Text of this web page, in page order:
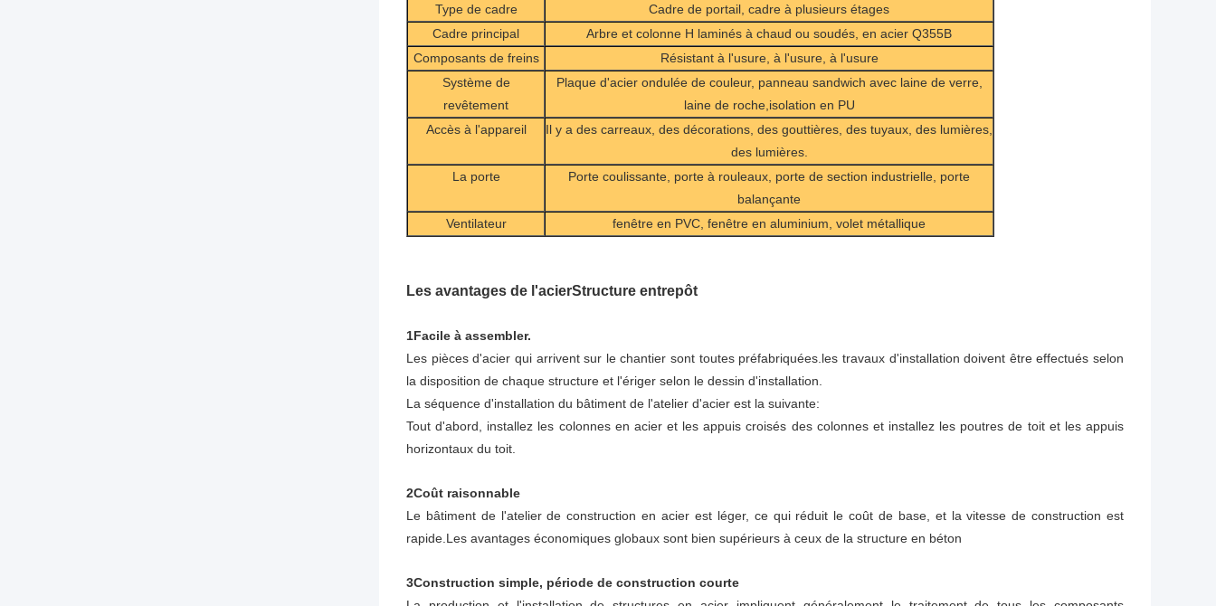
Type de cadre
Cadre de portail, cadre à plusieurs étages
Cadre principal
Arbre et colonne H laminés à chaud ou soudés, en acier Q355B
Composants de freins
Résistant à l'usure, à l'usure, à l'usure
Système de
revêtement
Plaque d'acier ondulée de couleur, panneau sandwich avec laine de verre,
laine de roche,isolation en PU
Accès à l'appareil
Il y a des carreaux, des décorations, des gouttières, des tuyaux, des lumières,
des lumières.
La porte
Porte coulissante, porte à rouleaux, porte de section industrielle, porte
balançante
Ventilateur
fenêtre en PVC, fenêtre en aluminium, volet métallique
Les avantages de l'acierStructure entrepôt
1Facile à assembler.
Les pièces d'acier qui arrivent sur le chantier sont toutes préfabriquées.les travaux d'installation doivent être effectués selon
la disposition de chaque structure et l'ériger selon le dessin d'installation.
La séquence d'installation du bâtiment de l'atelier d'acier est la suivante:
Tout d'abord, installez les colonnes en acier et les appuis croisés des colonnes et installez les poutres de toit et les appuis
horizontaux du toit.
2Coût raisonnable
Le bâtiment de l'atelier de construction en acier est léger, ce qui réduit le coût de base, et la vitesse de construction est
rapide.Les avantages économiques globaux sont bien supérieurs à ceux de la structure en béton
3Construction simple, période de construction courte